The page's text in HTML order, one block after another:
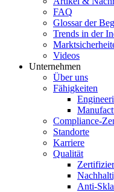
FAQ
Glossar der
Trends in der
Videos
Unternehmen
Über uns
Fähigkeiten
Compliance-
Standorte
Karriere
Qualität
Anti-